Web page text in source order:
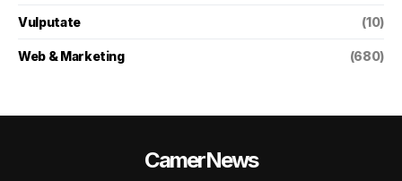
Vulputate (10)
Web & Marketing (680)
CamerNews